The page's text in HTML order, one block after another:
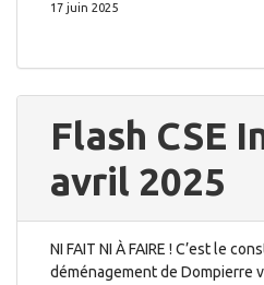
17 juin 2025
Flash CSE
avril 2025
NI FAIT NI À FAIRE ! C’est le
déménagement de Dompierre